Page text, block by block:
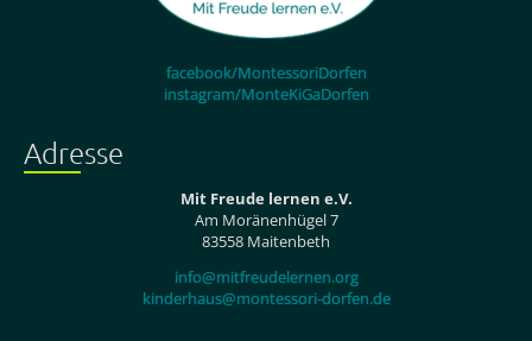
facebook/MontessoriDorfen
instagram/MonteKiGaDorfen
Adresse
Mit Freude lernen e.V.
Am Moränenhügel 7
83558 Maitenbeth
info@mitfreudelernen.org
kinderhaus@montessori-dorfen.de